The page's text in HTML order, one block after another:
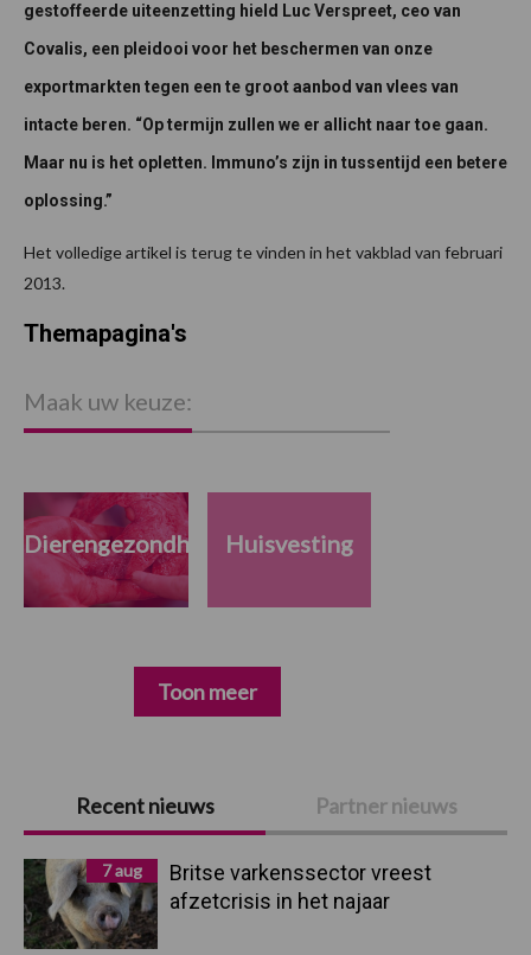
gestoffeerde uiteenzetting hield Luc Verspreet, ceo van
Covalis, een pleidooi voor het beschermen van onze
exportmarkten tegen een te groot aanbod van vlees van
intacte beren. “Op termijn zullen we er allicht naar toe gaan.
Maar nu is het opletten. Immuno’s zijn in tussentijd een betere
oplossing.”
Het volledige artikel is terug te vinden in het vakblad van februari
2013.
Primaire
Sidebar
Recent nieuws Partner nieuws
7 aug
Britse varkenssector vreest
afzetcrisis in het najaar
Themapagina's
Maak uw keuze:
Dierengezondheid Huisvesting
Toon meer